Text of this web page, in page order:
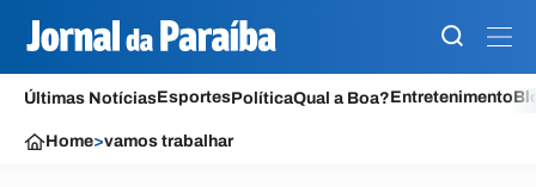
Últimas NotíciasEsportesPolíticaQual a Boa?Entretenimento
Home>vamos trabalhar